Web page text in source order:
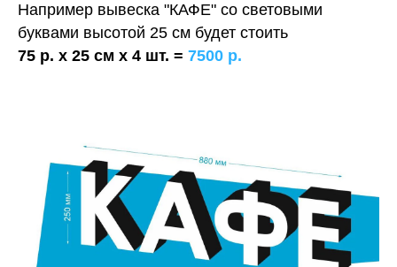
Например вывеска "КАФЕ" со световыми
буквами высотой 25 см будет стоить
75 р. х 25 см х 4 шт. = 7500 р.